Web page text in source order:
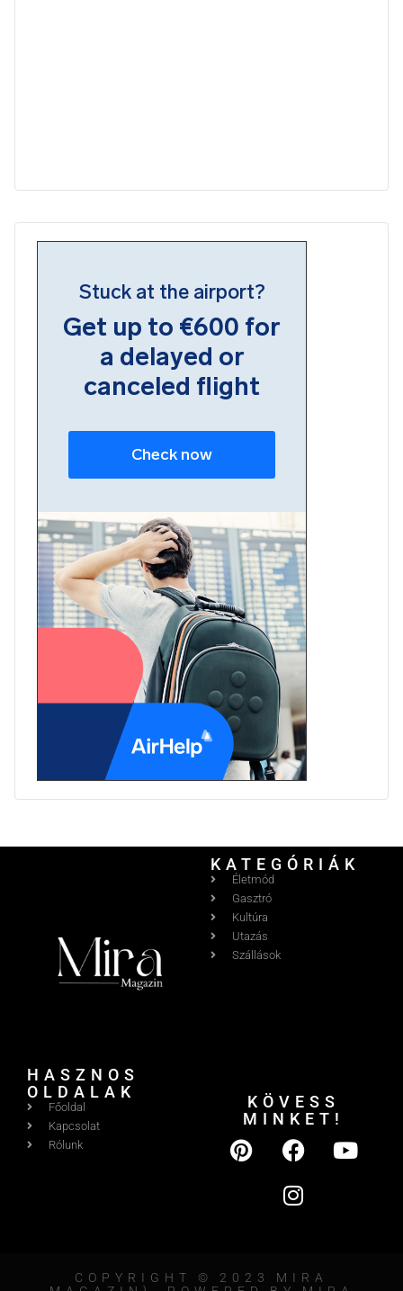
KATEGÓRIÁK
Életmód
Gasztró
Kultúra
Utazás
Szállások
HASZNOS
OLDALAK
Főoldal
Kapcsolat
Rólunk
KÖVESS
MINKET!
COPYRIGHT © 2023 MIRA